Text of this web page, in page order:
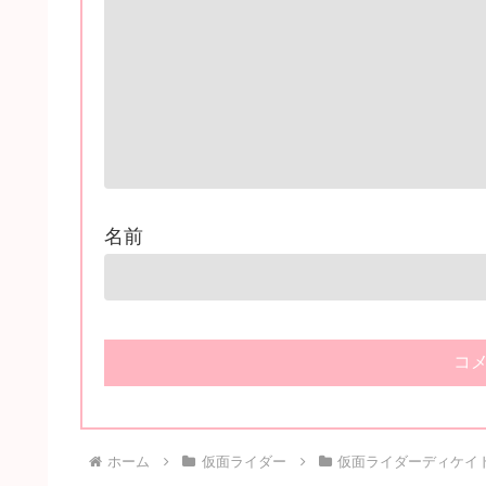
名前
ホーム 仮面ライダー 仮面ライダーディケイ